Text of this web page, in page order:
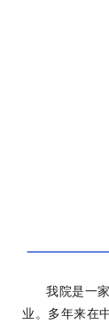
我院是一家
业。多年来在